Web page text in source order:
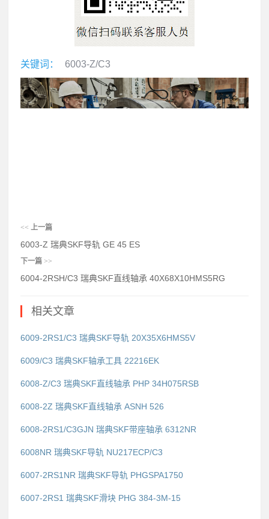
关键词： 6003-Z/C3
<< 上一篇
6003-Z 瑞典SKF导轨 GE 45 ES
下一篇 >>
6004-2RSH/C3 瑞典SKF直线轴承 40X68X10HMS5RG
相关文章
6009-2RS1/C3 瑞典SKF导轨 20X35X6HMS5V
6009/C3 瑞典SKF轴承工具 22216EK
6008-Z/C3 瑞典SKF直线轴承 PHP 34H075RSB
6008-2Z 瑞典SKF直线轴承 ASNH 526
6008-2RS1/C3GJN 瑞典SKF带座轴承 6312NR
6008NR 瑞典SKF导轨 NU217ECP/C3
6007-2RS1NR 瑞典SKF导轨 PHGSPA1750
6007-2RS1 瑞典SKF滑块 PHG 384-3M-15